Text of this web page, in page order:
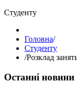
Студенту
Головна/
Студенту
/Розклад
Останні новини